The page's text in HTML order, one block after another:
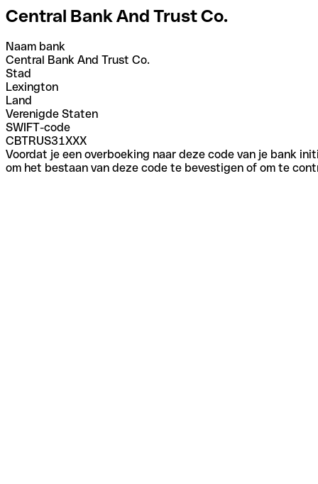
Central Bank And Trust Co.
Naam bank
Central Bank And Trust Co.
Stad
Lexington
Land
Verenigde Staten
SWIFT-code
CBTRUS31XXX
Voordat je een overboeking naar deze code van je bank
om het bestaan van deze code te bevestigen of om te